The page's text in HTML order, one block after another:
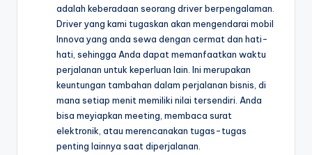
adalah keberadaan seorang driver berpengalaman.
Driver yang kami tugaskan akan mengendarai mobil
Innova yang anda sewa dengan cermat dan hati-
hati, sehingga Anda dapat memanfaatkan waktu
perjalanan untuk keperluan lain. Ini merupakan
keuntungan tambahan dalam perjalanan bisnis, di
mana setiap menit memiliki nilai tersendiri. Anda
bisa meyiapkan meeting, membaca surat
elektronik, atau merencanakan tugas-tugas
penting lainnya saat diperjalanan.